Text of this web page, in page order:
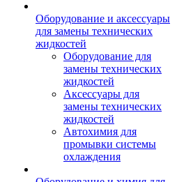
Оборудование и аксессуары
для замены технических
жидкостей
Оборудование для
замены технических
жидкостей
Аксессуары для
замены технических
жидкостей
Автохимия для
промывки системы
охлаждения